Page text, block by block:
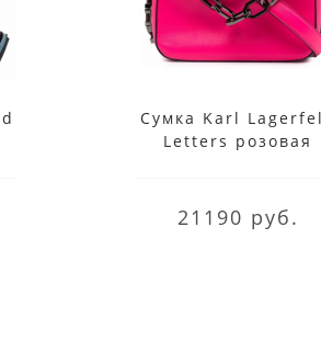
Сумка Karl
Letters розовая
21190 руб.